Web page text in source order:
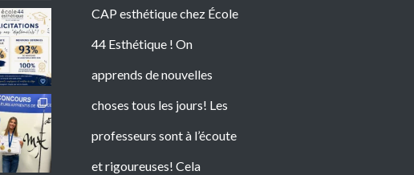
CAP esthétique chez École
44 Esthétique ! On
apprends de nouvelles
choses tous les jours! Les
professeurs sont à l’écoute
et rigoureuses! Cela